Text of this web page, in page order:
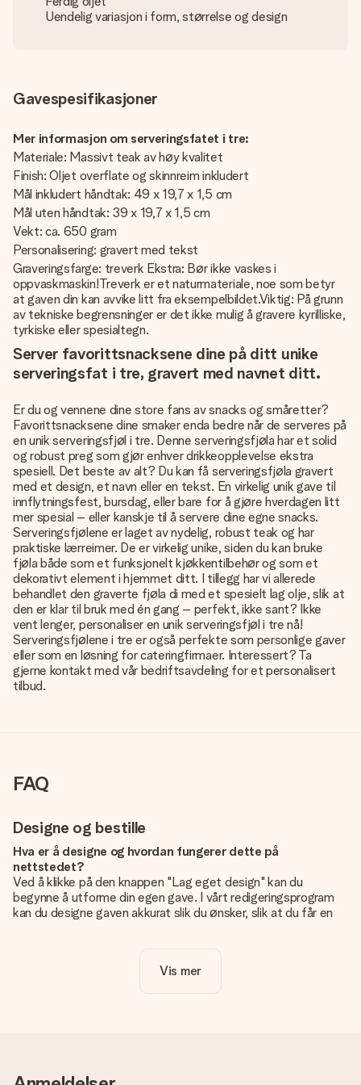
Uendelig variasjon i form, størrelse og design
Gavespesifikasjoner
Mer informasjon om serveringsfatet i tre:
Materiale: Massivt teak av høy kvalitet
Finish: Oljet overflate og skinnreim inkludert
Mål inkludert håndtak: 49 x 19,7 x 1,5 cm
Mål uten håndtak: 39 x 19,7 x 1,5 cm
Vekt: ca. 650 gram
Personalisering: gravert med tekst
Graveringsfarge: treverk Ekstra: Bør ikke vaskes i
oppvaskmaskin!Treverk er et naturmateriale, noe som betyr
at gaven din kan avvike litt fra eksempelbildet.Viktig: På grunn
av tekniske begrensninger er det ikke mulig å gravere kyrilliske,
tyrkiske eller spesialtegn.
Server favorittsnacksene dine på ditt unike
serveringsfat i tre, gravert med navnet ditt.
Er du og vennene dine store fans av snacks og småretter?
Favorittsnacksene dine smaker enda bedre når de serveres på
en unik serveringsfjøl i tre. Denne serveringsfjøla har et solid
og robust preg som gjør enhver drikkeopplevelse ekstra
spesiell. Det beste av alt? Du kan få serveringsfjøla gravert
med et design, et navn eller en tekst. En virkelig unik gave til
innflytningsfest, bursdag, eller bare for å gjøre hverdagen litt
mer spesial – eller kanskje til å servere dine egne snacks.
Serveringsfjølene er laget av nydelig, robust teak og har
praktiske lærreimer. De er virkelig unike, siden du kan bruke
fjøla både som et funksjonelt kjøkkentilbehør og som et
dekorativt element i hjemmet ditt. I tillegg har vi allerede
behandlet den graverte fjøla di med et spesielt lag olje, slik at
den er klar til bruk med én gang – perfekt, ikke sant? Ikke
vent lenger, personaliser en unik serveringsfjøl i tre nå!
Serveringsfjølene i tre er også perfekte som personlige gaver
eller som en løsning for cateringfirmaer. Interessert? Ta
gjerne kontakt med vår bedriftsavdeling for et personalisert
tilbud.
FAQ
Designe og bestille
Hva er å designe og hvordan fungerer dette på
nettstedet?
Ved å klikke på den knappen "Lag eget design" kan du
begynne å utforme din egen gave. I vårt redigeringsprogram
kan du designe gaven akkurat slik du ønsker, slik at du får en
å gjøre gaven din helt unik.
Er eget design inkludert i prisen?
Derfor er det viktig å bruke bilder av høy kvalitet. Hvis du er
Vis mer